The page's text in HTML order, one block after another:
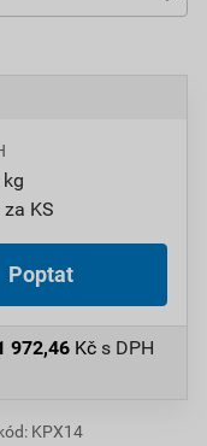
KS
Poptat
972,46 Kč s DPH
KPX14